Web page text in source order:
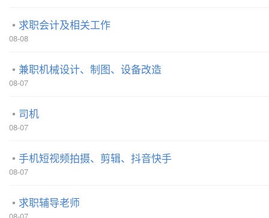
求职会计及相关工作
08-08
兼职机械设计、制图、设备改造
08-07
司机
08-07
手机短视频拍摄、剪辑、抖音快手
08-07
求职辅导老师